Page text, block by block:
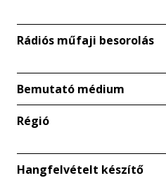
Rádiós műfaji besorolás
Bemutató médium
Régió
Hangfelvételt készítő